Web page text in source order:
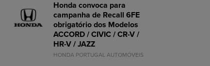
Honda convoca para
campanha de Recall 6FE
obrigatório dos Modelos
ACCORD / CIVIC / CR-V /
HR-V / JAZZ
HONDA PORTUGAL AUTOMÓVEIS